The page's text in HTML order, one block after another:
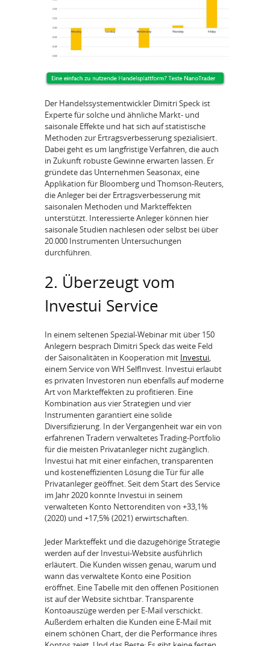
Der Handelssystementwickler Dimitri Speck ist
Experte für solche und ähnliche Markt- und
saisonale Effekte und hat sich auf statistische
Methoden zur Ertragsverbesserung spezialisiert.
Dabei geht es um langfristige Verfahren, die auch
in Zukunft robuste Gewinne erwarten lassen. Er
gründete das Unternehmen Seasonax, eine
Applikation für Bloomberg und Thomson-Reuters,
die Anleger bei der Ertragsverbesserung mit
saisonalen Methoden und Markteffekten
unterstützt. Interessierte Anleger können hier
saisonale Studien nachlesen oder selbst bei über
20.000 Instrumenten Untersuchungen
durchführen.
2. Überzeugt vom
Investui Service
In einem seltenen Spezial-Webinar mit über 150
Anlegern besprach Dimitri Speck das weite Feld
der Saisonalitäten in Kooperation mit Investui,
einem Service von WH SelfInvest. Investui erlaubt
es privaten Investoren nun ebenfalls auf moderne
Art von Markteffekten zu profitieren. Eine
Kombination aus vier Strategien und vier
Instrumenten garantiert eine solide
Diversifizierung. In der Vergangenheit war ein von
erfahrenen Tradern verwaltetes Trading-Portfolio
für die meisten Privatanleger nicht zugänglich.
Investui hat mit einer einfachen, transparenten
und kosteneffizienten Lösung die Tür für alle
Privatanleger geöffnet. Seit dem Start des Service
im Jahr 2020 konnte Investui in seinem
verwalteten Konto Nettorenditen von +33,1%
(2020) und +17,5% (2021) erwirtschaften.
Jeder Markteffekt und die dazugehörige Strategie
werden auf der Investui-Website ausführlich
erläutert. Die Kunden wissen genau, warum und
wann das verwaltete Konto eine Position
eröffnet. Eine Tabelle mit den offenen Positionen
ist auf der Website sichtbar. Transparente
Kontoauszüge werden per E-Mail verschickt.
Außerdem erhalten die Kunden eine E-Mail mit
einem schönen Chart, der die Performance ihres